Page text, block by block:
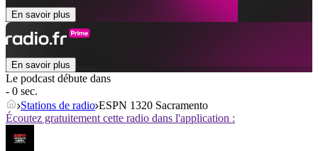
En savoir plus
En savoir plus
Le podcast débute dans
- 0 sec.
Stations de radio ESPN 1320 Sacramento
Écoutez gratuitement cette radio dans l'application :